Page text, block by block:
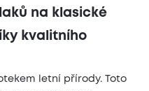
na klasické
kvalitního
letní přírody. Toto